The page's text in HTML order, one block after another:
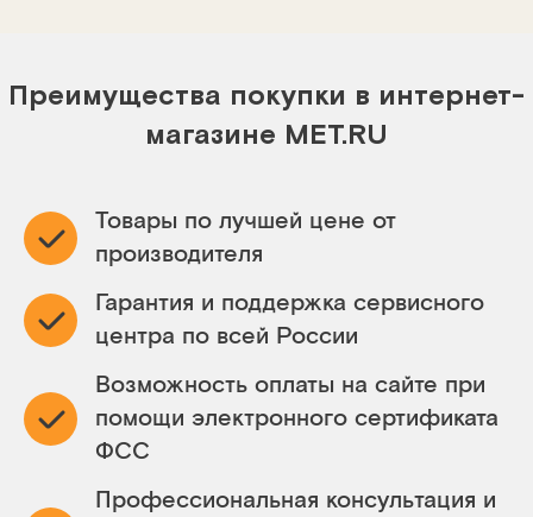
Преимущества покупки в интернет-
магазине MET.RU
Товары по лучшей цене от
производителя
Гарантия и поддержка сервисного
центра по всей России
Возможность оплаты на сайте при
помощи электронного сертификата
ФСС
Профессиональная консультация и